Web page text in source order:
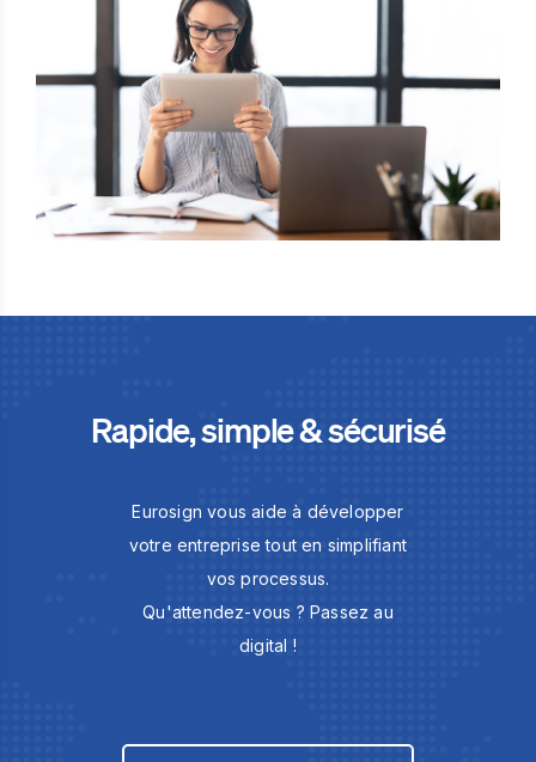
Rapide, simple & sécurisé
Eurosign vous aide à développer
votre entreprise tout en simplifiant
vos processus.
Qu'attendez-vous ? Passez au
digital !